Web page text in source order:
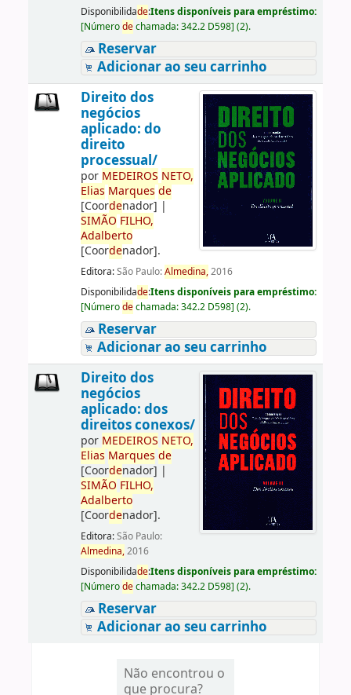
Disponibilidade:Itens disponíveis para empréstimo:
[Númerodechamada:342.2 D598] (2).
Reservar
Adicionar ao seu carrinho
Direito dos
negócios
aplicado: do
direito
processual/
por MEDEIROS NETO,
Elias Marques de
[Coordenador] |
SIMÃO FILHO,
Adalberto
[Coordenador].
Editora:São Paulo:Almedina,2016
Disponibilidade:Itens disponíveis para empréstimo:
[Númerodechamada:342.2 D598] (2).
Reservar
Adicionar ao seu carrinho
Direito dos
negócios
aplicado: dos
direitos conexos/
por MEDEIROS NETO,
Elias Marques de
[Coordenador] |
SIMÃO FILHO,
Adalberto
[Coordenador].
Editora:São Paulo:
Almedina,2016
Disponibilidade:Itens disponíveis para empréstimo:
[Númerodechamada:342.2 D598] (2).
Reservar
Adicionar ao seu carrinho
Não encontrou o
que procura?